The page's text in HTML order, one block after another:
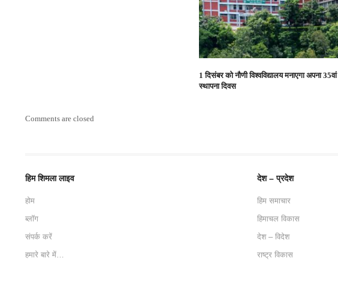
1 दिसंबर को नौणी विश्वविद्यालय मनाएगा अपना 35वां
स्थापना दिवस
Comments are closed
हिम शिमला लाइव
होम
ब्लॉग
संपर्क करें
हमारे बारे में…
देश – प्रदेश
हिम समाचार
हिमाचल विकास
देश – विदेश
राष्ट्र विकास